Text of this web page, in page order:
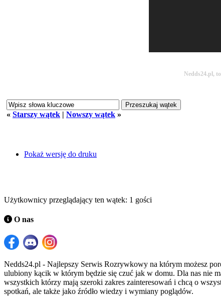
Nedds24.pl,
« Starszy wątek | Nowszy wątek »
Pokaż wersję do druku
Użytkownicy przeglądający ten wątek: 1 gości
O nas
Nedds24.pl - Najlepszy Serwis Rozrywkowy na którym możesz
ulubiony kącik w którym będzie się czuć jak w domu. Dla nas nie
wszystkich którzy mają szeroki zakres zainteresowań i chcą o
spotkań, ale także jako źródło wiedzy i wymiany poglądów.